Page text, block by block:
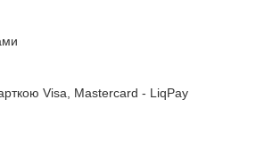
Visa, Mastercard - LiqPay